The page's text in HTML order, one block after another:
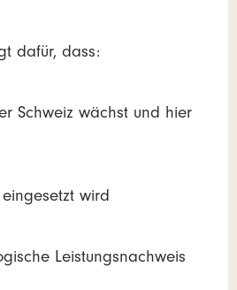
dafür, dass:
Schweiz wächst und hier
wird
Leistungsnachweis